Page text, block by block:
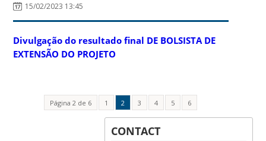
15/02/2023 13:45
Divulgação do resultado final DE BOLSISTA DE
EXTENSÃO DO PROJETO
Página 2 de 6 1 2 3 4 5 6
CONTACT